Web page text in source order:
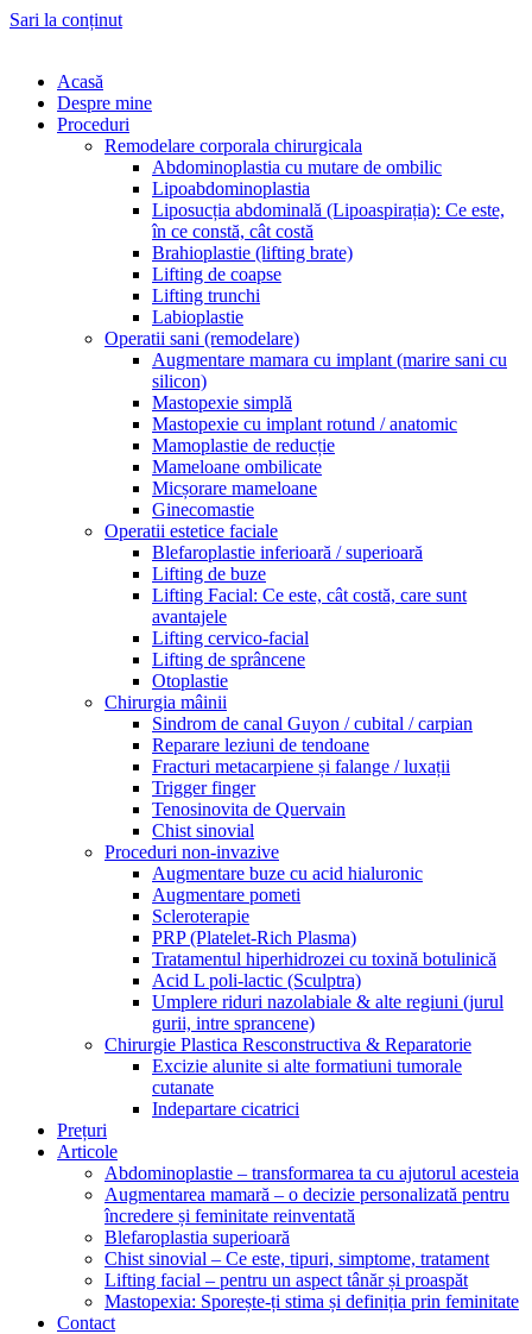
Sari la conținut
Acasă
Despre mine
Proceduri
Remodelare corporala chirurgicala
Abdominoplastia cu mutare de ombilic
Lipoabdominoplastia
Liposucția abdominală (Lipoaspirația): Ce este,
în ce constă, cât costă
Brahioplastie (lifting brate)
Lifting de coapse
Lifting trunchi
Labioplastie
Operatii sani (remodelare)
Augmentare mamara cu implant (marire sani cu
silicon)
Mastopexie simplă
Mastopexie cu implant rotund / anatomic
Mamoplastie de reducție
Mameloane ombilicate
Micșorare mameloane
Ginecomastie
Operatii estetice faciale
Blefaroplastie inferioară / superioară
Lifting de buze
Lifting Facial: Ce este, cât costă, care sunt
avantajele
Lifting cervico-facial
Lifting de sprâncene
Otoplastie
Chirurgia mâinii
Sindrom de canal Guyon / cubital / carpian
Reparare leziuni de tendoane
Fracturi metacarpiene și falange / luxații
Trigger finger
Tenosinovita de Quervain
Chist sinovial
Proceduri non-invazive
Augmentare buze cu acid hialuronic
Augmentare pometi
Scleroterapie
PRP (Platelet-Rich Plasma)
Tratamentul hiperhidrozei cu toxină botulinică
Acid L poli-lactic (Sculptra)
Umplere riduri nazolabiale & alte regiuni (jurul
gurii, intre sprancene)
Chirurgie Plastica Resconstructiva & Reparatorie
Excizie alunite si alte formatiuni tumorale
cutanate
Indepartare cicatrici
Prețuri
Articole
Abdominoplastie – transformarea ta cu ajutorul acesteia
Augmentarea mamară – o decizie personalizată pentru
încredere și feminitate reinventată
Blefaroplastia superioară
Chist sinovial – Ce este, tipuri, simptome, tratament
Lifting facial – pentru un aspect tânăr și proaspăt
Mastopexia: Sporește-ți stima și definiția prin feminitate
Contact